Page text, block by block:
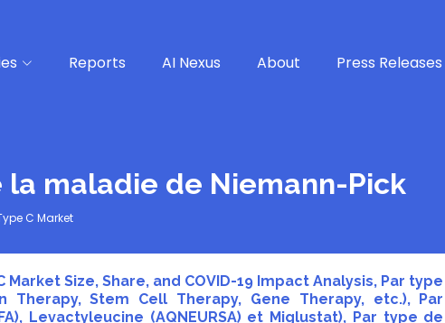
Reports AI Nexus About Press Releases
maladie de Niemann-Pick
C Market
Size, Share, and COVID-19 Impact Analysis, Par type
Stem Cell Therapy, Gene Therapy, etc.), Par
Levactyleucine (AQNEURSA) et Miglustat), Par type de